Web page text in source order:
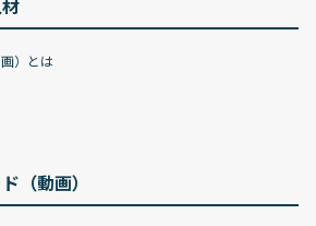
）とは
（動画）